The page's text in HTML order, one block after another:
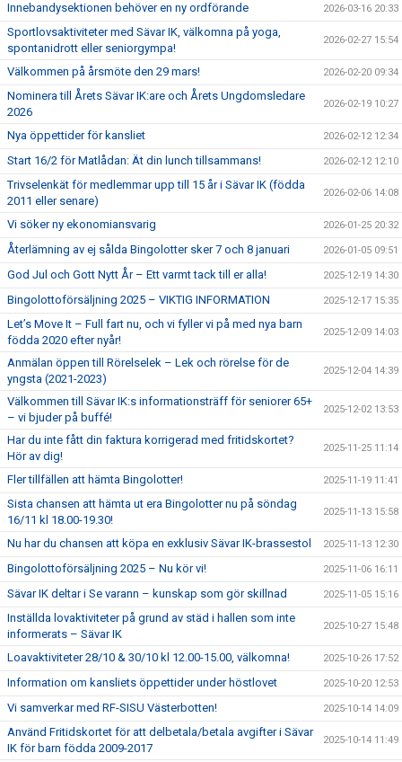
Innebandysektionen behöver en ny ordförande 2026-03-16 20:33
Sportlovsaktiviteter med Sävar IK, välkomna på yoga,
spontanidrott eller seniorgympa!
2026-02-27 15:54
Välkommen på årsmöte den 29 mars! 2026-02-20 09:34
Nominera till Årets Sävar IK:are och Årets Ungdomsledare
2026
2026-02-19 10:27
Nya öppettider för kansliet 2026-02-12 12:34
Start 16/2 för Matlådan: Ät din lunch tillsammans! 2026-02-12 12:10
Trivselenkät för medlemmar upp till 15 år i Sävar IK (födda
2011 eller senare)
2026-02-06 14:08
Vi söker ny ekonomiansvarig 2026-01-25 20:32
Återlämning av ej sålda Bingolotter sker 7 och 8 januari 2026-01-05 09:51
God Jul och Gott Nytt År – Ett varmt tack till er alla! 2025-12-19 14:30
Bingolottoförsäljning 2025 – VIKTIG INFORMATION 2025-12-17 15:35
Let’s Move It – Full fart nu, och vi fyller vi på med nya barn
födda 2020 efter nyår!
2025-12-09 14:03
Anmälan öppen till Rörelselek – Lek och rörelse för de
yngsta (2021-2023)
2025-12-04 14:39
Välkommen till Sävar IK:s informationsträff för seniorer 65+
– vi bjuder på buffé!
2025-12-02 13:53
Har du inte fått din faktura korrigerad med fritidskortet?
Hör av dig!
2025-11-25 11:14
Fler tillfällen att hämta Bingolotter! 2025-11-19 11:41
Sista chansen att hämta ut era Bingolotter nu på söndag
16/11 kl 18.00-19.30!
2025-11-13 15:58
Nu har du chansen att köpa en exklusiv Sävar IK-brassestol 2025-11-13 12:30
Bingolottoförsäljning 2025 – Nu kör vi! 2025-11-06 16:11
Sävar IK deltar i Se varann – kunskap som gör skillnad 2025-11-05 15:16
Inställda lovaktiviteter på grund av städ i hallen som inte
informerats – Sävar IK
2025-10-27 15:48
Loavaktiviteter 28/10 & 30/10 kl 12.00-15.00, välkomna! 2025-10-26 17:52
Information om kansliets öppettider under höstlovet 2025-10-20 12:53
Vi samverkar med RF-SISU Västerbotten! 2025-10-14 14:09
Använd Fritidskortet för att delbetala/betala avgifter i Sävar
IK för barn födda 2009-2017
2025-10-14 11:49